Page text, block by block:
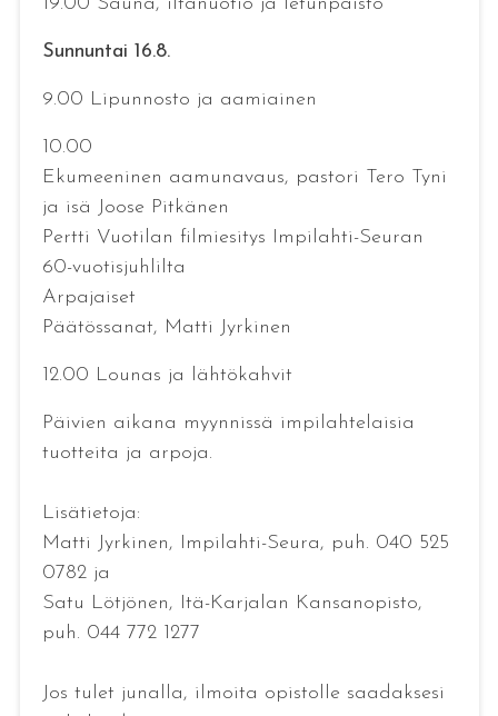
Sunnuntai 16.8.
9.00 Lipunnosto ja aamiainen
10.00
Ekumeeninen aamunavaus, pastori Tero Tyni
ja isä Joose Pitkänen
Pertti Vuotilan filmiesitys Impilahti-Seuran
60-vuotisjuhlilta
Arpajaiset
Päätössanat, Matti Jyrkinen
12.00 Lounas ja lähtökahvit
Päivien aikana myynnissä impilahtelaisia
tuotteita ja arpoja.
Lisätietoja:
Matti Jyrkinen, Impilahti-Seura, puh. 040 525
0782 ja
Satu Lötjönen, Itä-Karjalan Kansanopisto,
puh. 044 772 1277
Jos tulet junalla, ilmoita opistolle saadaksesi